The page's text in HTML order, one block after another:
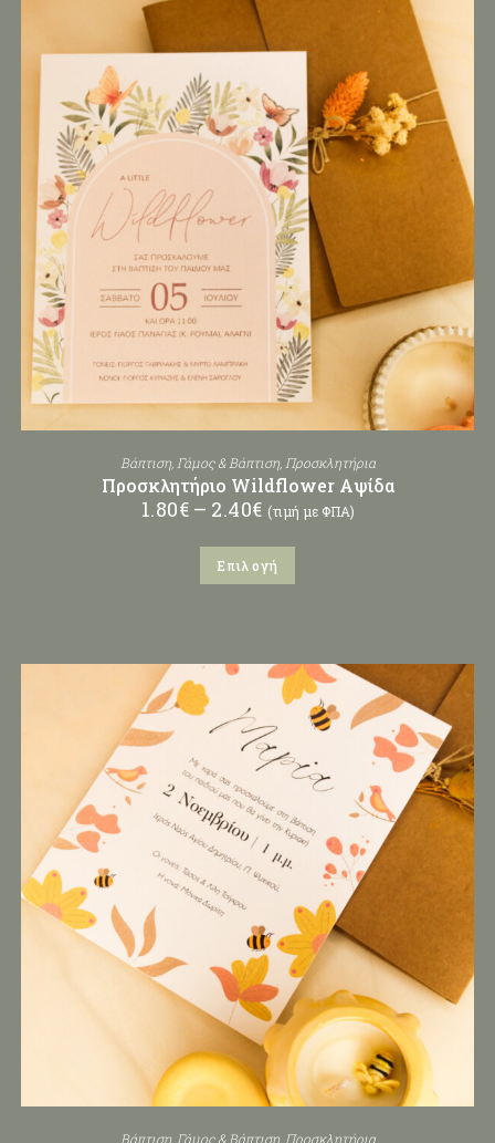
Βάπτιση, Γάμος & Βάπτιση, Προσκλητήρια
Προσκλητήριο Wildflower Αψίδα
1.80€ – 2.40€ (τιμή με ΦΠΑ)
Επιλογή
Βάπτιση,Γάμος & Βάπτιση,Προσκλητήρια